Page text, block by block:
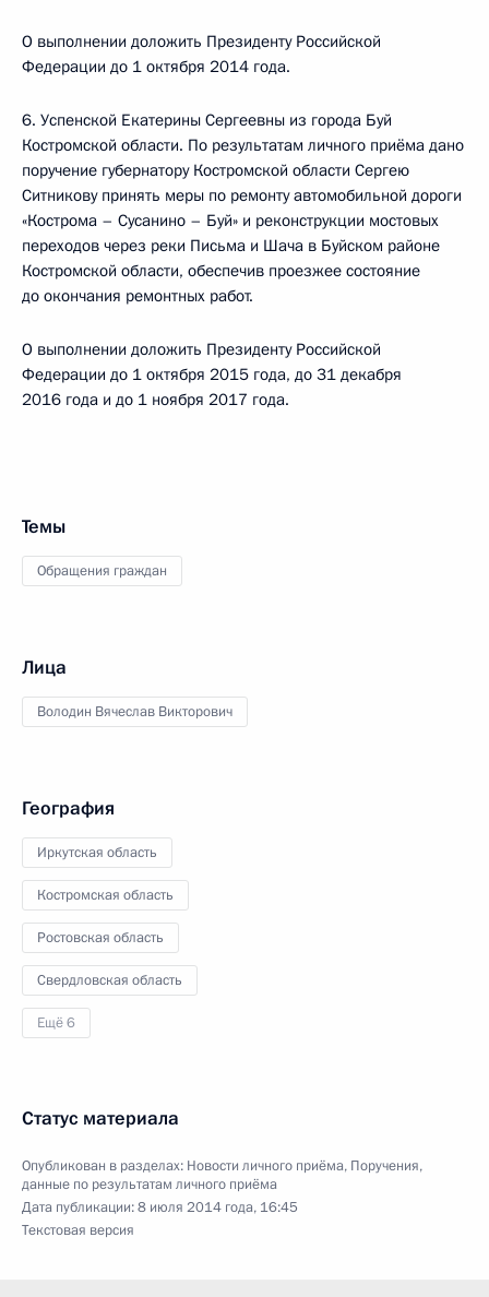
О выполнении доложить Президенту Российской
Федерации до 1 октября 2014 года.
6. Успенской Екатерины Сергеевны из города Буй
Костромской области. По результатам личного приёма дано
поручение губернатору Костромской области Сергею
Ситникову принять меры по ремонту автомобильной дороги
«Кострома – Сусанино – Буй» и реконструкции мостовых
переходов через реки Письма и Шача в Буйском районе
Костромской области, обеспечив проезжее состояние
до окончания ремонтных работ.
О выполнении доложить Президенту Российской
Федерации до 1 октября 2015 года, до 31 декабря
2016 года и до 1 ноября 2017 года.
Темы
Обращения граждан
Лица
Володин Вячеслав Викторович
География
Иркутская область
Костромская область
Ростовская область
Свердловская область
Ещё 6
Статус материала
Опубликован в разделах: Новости личного приёма, Поручения,
данные по результатам личного приёма
Дата публикации:8 июля 2014 года, 16:45
Текстовая версия